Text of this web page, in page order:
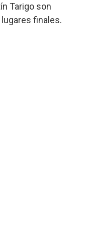
Tarigo son
finales.